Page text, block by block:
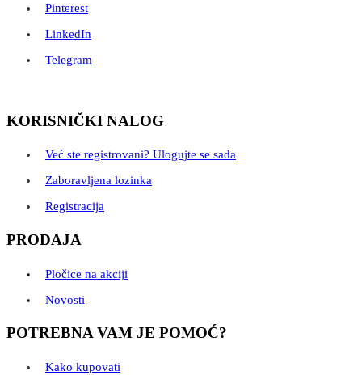
Pinterest
LinkedIn
Telegram
KORISNIČKI NALOG
Već ste registrovani? Ulogujte se sada
Zaboravljena lozinka
Registracija
PRODAJA
Pločice na akciji
Novosti
POTREBNA VAM JE POMOĆ?
Kako kupovati